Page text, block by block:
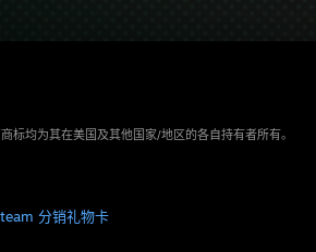
均为其在美国及其他国家/地区的各自持有者所有。
分销礼物卡